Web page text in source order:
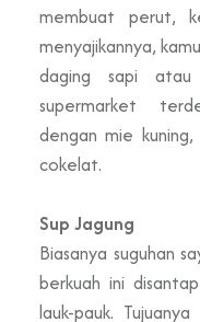
membuat perut,
menyajikannya,
daging sapi
supermarket
dengan mie
cokelat.
Sup Jagung
Biasanya suguhan
berkuah ini
lauk-pauk.